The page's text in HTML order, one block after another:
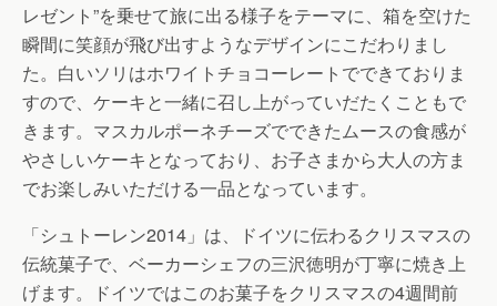
レゼント”を乗せて旅に出る様子をテーマに、箱を空けた
瞬間に笑顔が飛び出すようなデザインにこだわりまし
た。白いソリはホワイトチョコーレートでできておりま
すので、ケーキと一緒に召し上がっていだたくこともで
きます。マスカルポーネチーズでできたムースの食感が
やさしいケーキとなっており、お子さまから大人の方ま
でお楽しみいただける一品となっています。
「シュトーレン2014」は、ドイツに伝わるクリスマスの
伝統菓子で、ベーカーシェフの三沢徳明が丁寧に焼き上
げます。ドイツではこのお菓子をクリスマスの4週間前